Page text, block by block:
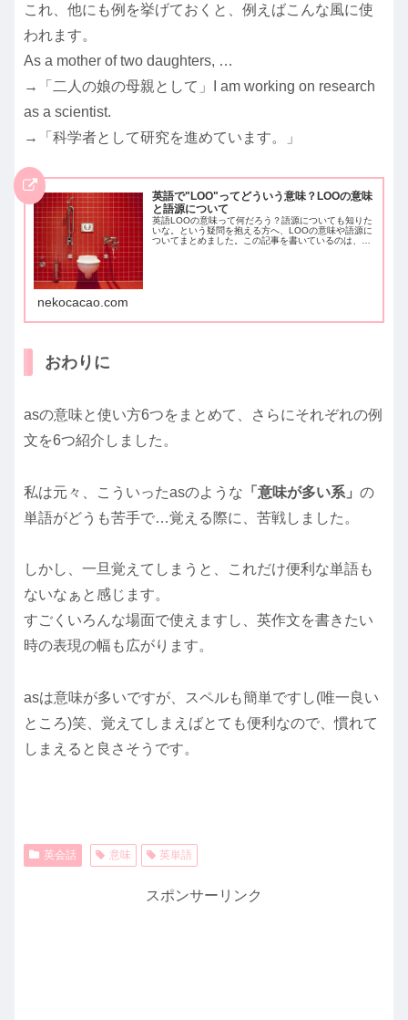
これ、他にも例を挙げておくと、例えばこんな風に使
われます。
As a mother of two daughters, …
→「二人の娘の母親として」I am working on research
as a scientist.
→「科学者として研究を進めています。」
英語で"LOO"ってどういう意味？LOOの意味
と語源について
英語LOOの意味って何だろう？語源についても知りた
いな。という疑問を抱える方へ、LOOの意味や語源に
ついてまとめました。この記事を書いているのは、留
nekocacao.com
おわりに
asの意味と使い方6つをまとめて、さらにそれぞれの例
文を6つ紹介しました。
私は元々、こういったasのような 「意味が多い系」 の
単語がどうも苦手で…覚える際に、苦戦しました。
しかし、一旦覚えてしまうと、これだけ便利な単語も
ないなぁと感じます。
すごくいろんな場面で使えますし、英作文を書きたい
時の表現の幅も広がります。
asは意味が多いですが、スペルも簡単ですし(唯一良い
ところ)笑、覚えてしまえばとても便利なので、慣れて
しまえると良さそうです。
英会話 意味 英単語
スポンサーリンク